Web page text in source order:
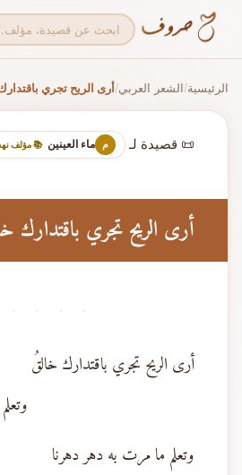
الرئيسية/الشعر العربي/أرى الريح تجري
📜 قصيدة لـ م ماء العينين 📚 مؤلف
أرى الريح تجري باقتدارك
· · · ·
أرى الريح تجري باقتدارك خالقُ
وتعلم ما مرت به دهر دهرنا